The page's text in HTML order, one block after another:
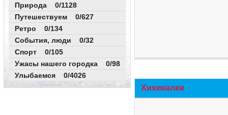
Природа 0/1128
Путешествуем 0/627
Ретро 0/134
События, люди 0/32
Спорт 0/105
Ужасы нашего городка 0/98
Улыбаемся 0/4026
Хихикалки